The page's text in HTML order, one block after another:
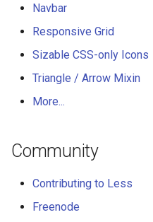
Navbar
Responsive Grid
Sizable CSS-only Icons
Triangle / Arrow Mixin
More...
Community
Contributing to Less
Freenode